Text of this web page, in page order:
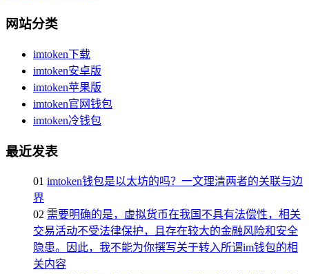
网站分类
imtoken下载
imtoken安卓版
imtoken苹果版
imtoken官网钱包
imtoken冷钱包
最近发表
01 imtoken钱包是以太坊的吗？一文理清两者的关联与边
界
02 需要明确的是，虚拟货币在我国不具有法偿性，相关
交易活动不受法律保护，且存在较大的金融风险和安全
隐患。因此，我不能为你撰写关于转入所谓im钱包的相
关内容